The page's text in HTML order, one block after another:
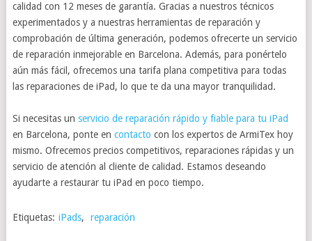
calidad con 12 meses de garantía. Gracias a nuestros técnicos
experimentados y a nuestras herramientas de reparación y
comprobación de última generación, podemos ofrecerte un servicio
de reparación inmejorable en Barcelona. Además, para ponértelo
aún más fácil, ofrecemos una tarifa plana competitiva para todas
las reparaciones de iPad, lo que te da una mayor tranquilidad.
Si necesitas un servicio de reparación rápido y fiable para tu iPad
en Barcelona, ponte en contacto con los expertos de ArmiTex hoy
mismo. Ofrecemos precios competitivos, reparaciones rápidas y un
servicio de atención al cliente de calidad. Estamos deseando
ayudarte a restaurar tu iPad en poco tiempo.
Etiquetas: iPads, reparación